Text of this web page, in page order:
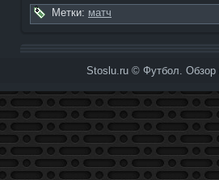
Метки: матч
Stoslu.ru © Футбол. Обзор